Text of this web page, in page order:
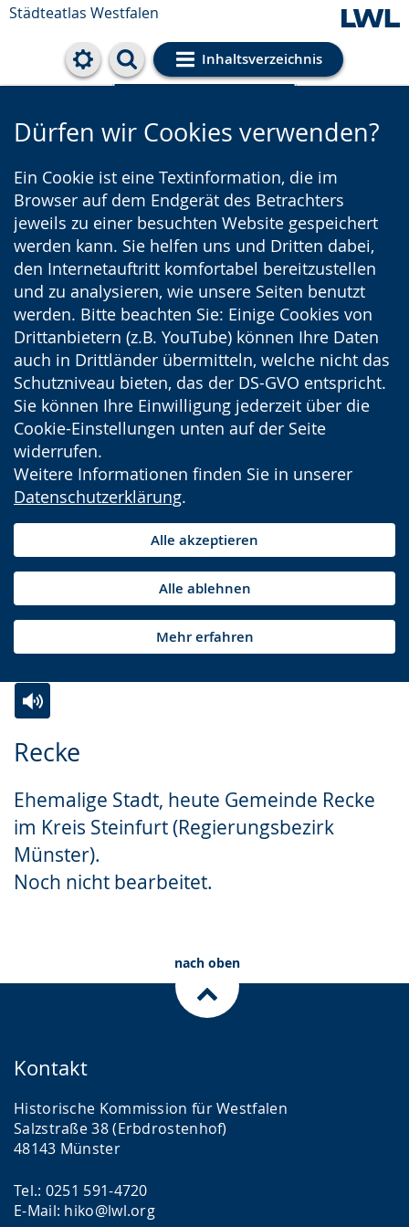
Städteatlas Westfalen
Inhaltsverzeichnis
Cookie-Einstellungen
Dürfen wir Cookies verwenden?
Ein Cookie ist eine Textinformation, die im
Browser auf dem Endgerät des Betrachters
jeweils zu einer besuchten Website gespeichert
werden kann. Sie helfen uns und Dritten dabei,
den Internetauftritt komfortabel bereitzustellen
und zu analysieren, wie unsere Seiten benutzt
werden. Bitte beachten Sie: Einige Cookies von
Drittanbietern (z.B. YouTube) können Ihre Daten
auch in Drittländer übermitteln, welche nicht das
Schutzniveau bieten, das der DS-GVO entspricht.
Sie können Ihre Einwilligung jederzeit über die
Cookie-Einstellungen unten auf der Seite
widerrufen.
Weitere Informationen finden Sie in unserer
Datenschutzerklärung.
Alle akzeptieren
Alle ablehnen
Mehr erfahren
Recke
Ehemalige Stadt, heute Gemeinde Recke
im Kreis Steinfurt (Regierungsbezirk
Münster).
Noch nicht bearbeitet.
Leichten
wechseln.
Audio-
Video
Deutscher
Gebärdensprache
wird
angezeigt.
nach oben
Kontakt
Historische Kommission für Westfalen
Salzstraße 38 (Erbdrostenhof)
48143 Münster
Tel.: 0251 591-4720
E-Mail: hiko@lwl.org